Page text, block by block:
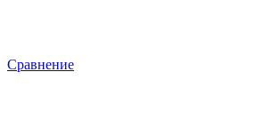
Сравнение